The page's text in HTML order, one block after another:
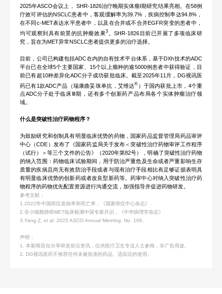
2025年ASCO会议上， SHR-1826治疗晚期实体瘤Ⅰ期研究结果亮相。在58例
疗效可评估的NSCLC患者中，客观缓解率为39.7%，疾病控制率达94.8%，
在不同c-MET表达水平患者中，以及在合并或不合并EGFR突变的患者中，
均可观察到具有前景的抗肿瘤效果3 。SHR-1826目前已开展了多项临床研
究，旨在为MET异常NSCLC患者提供更多的治疗选择。
目前，公司已构建包括ADC在内的自有技术平台体系，基于DXh技术的ADC
平台已在全球5个主要国家、15个以上瘤种的逾5000例患者中获得验证，目
前已有超10种差异化ADC分子成功获批临床。截至2025年11月，DG视讯医
药已有1款ADC产品（瑞康曲妥珠单抗，艾维达® ）于国内获批上市，4个重
点ADC分子处于临床Ⅲ期，还有多个创新药产品布局各个实体肿瘤治疗领
域。
什么是突破性治疗药物程序？
为鼓励研究和创制具有明显临床优势的药物，国家药品监督管理局药品审评
中心（CDE）发布了《国家药监局关于发布＜突破性治疗药物审评工作程序
（试行）＞等三个文件的公告》（2020年第82号），明确了突破性治疗药物
的纳入范围：药物临床试验期间，用于防治严重危及生命或者严重影响生存
质量的疾病且尚无有效防治手段或者与现有治疗手段相比有足够证据表明具
有明显临床优势的创新药或者改良型新药等。药审中心对纳入突破性治疗药
物程序的药物优先配置资源进行沟通交流，加强指导并促进药物研发。
参考文献：
1.2022年中国癌症发病率和死亡率，《国家癌症中心杂志》.
2.非小细胞肺癌MET临床检测中国专家共识，《中华病理学杂志》.
3.Yang Z, et al. 2025 ASCO Annual Meeting. No. 106.
声明：
1. 本新闻旨在分享研发前沿资讯，仅供医疗卫生专业人士参阅，非广告用途。
2. DG视讯医药不推荐任何未被批准的药品、适应症的使用。